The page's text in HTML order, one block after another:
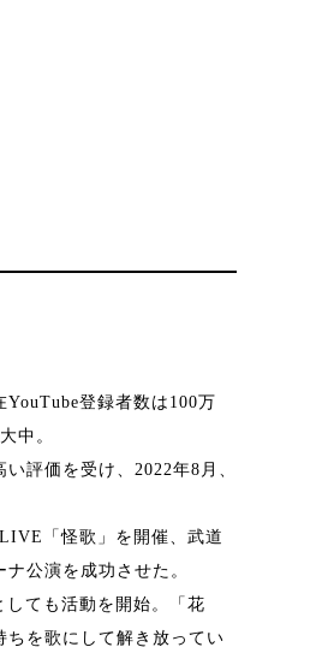
登録者数は100万
中。
評価を受け、2022年8月、
「怪歌」を開催、武道
公演を成功させた。
しても活動を開始。「花
を歌にして解き放ってい